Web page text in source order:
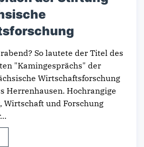
So lautete der Titel des
"Kamingesprächs" der
Wirtschaftsforschung
Herrenhausen. Hochrangige
Wirtschaft und Forschung